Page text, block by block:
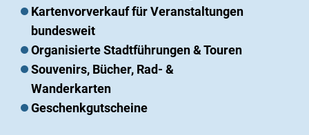
Kartenvorverkauf für Veranstaltungen
bundesweit
Organisierte Stadtführungen & Touren
Souvenirs, Bücher, Rad- &
Wanderkarten
Geschenkgutscheine